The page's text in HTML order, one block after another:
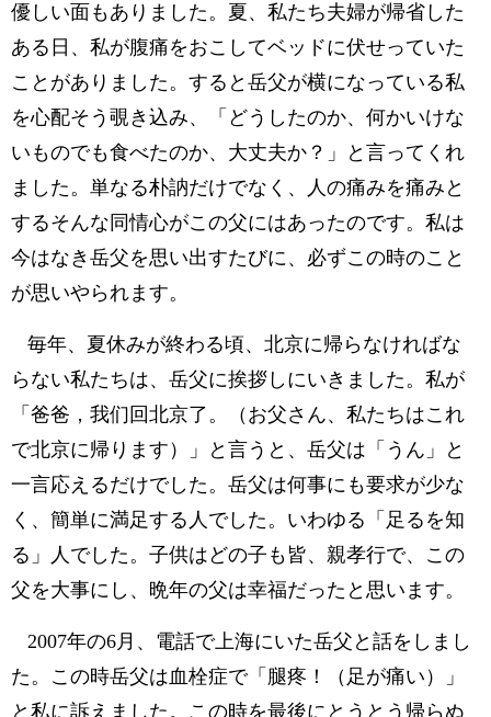
優しい面もありました。夏、私たち夫婦が帰省した
ある日、私が腹痛をおこしてベッドに伏せっていた
ことがありました。すると岳父が横になっている私
を心配そう覗き込み、「どうしたのか、何かいけな
いものでも食べたのか、大丈夫か？」と言ってくれ
ました。単なる朴訥だけでなく、人の痛みを痛みと
するそんな同情心がこの父にはあったのです。私は
今はなき岳父を思い出すたびに、必ずこの時のこと
が思いやられます。
毎年、夏休みが終わる頃、北京に帰らなければな
らない私たちは、岳父に挨拶しにいきました。私が
「爸爸，我们回北京了。（お父さん、私たちはこれ
で北京に帰ります）」と言うと、岳父は「うん」と
一言応えるだけでした。岳父は何事にも要求が少な
く、簡単に満足する人でした。いわゆる「足るを知
る」人でした。子供はどの子も皆、親孝行で、この
父を大事にし、晩年の父は幸福だったと思います。
2007年の6月、電話で上海にいた岳父と話をしまし
た。この時岳父は血栓症で「腿疼！（足が痛い）」
と私に訴えました。この時を最後にとうとう帰らぬ